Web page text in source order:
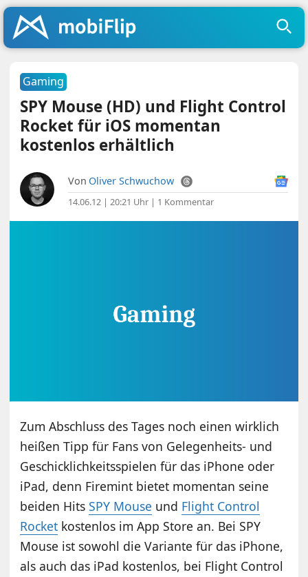
Gaming
SPY Mouse (HD) und Flight Control
Rocket für iOS momentan
kostenlos erhältlich
Von Oliver Schwuchow
14.06.12 | 20:21 Uhr | 1 Kommentar
Zum Abschluss des Tages noch einen wirklich
heißen Tipp für Fans von Gelegenheits- und
Geschicklichkeitsspielen für das iPhone oder
iPad, denn Firemint bietet momentan seine
beiden HitsSPY Mouse und Flight Control
Rocket kostenlos im App Store an. Bei SPY
Mouse ist sowohl die Variante für das iPhone,
als auch das iPad kostenlos, bei Flight Control